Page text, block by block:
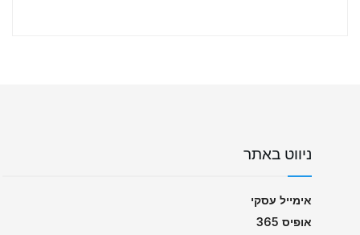
ניווט באתר
אימייל עסקי
אופיס 365